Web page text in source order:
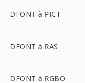
DFONT à PICT
DFONT à RAS
DFONT à RGBO